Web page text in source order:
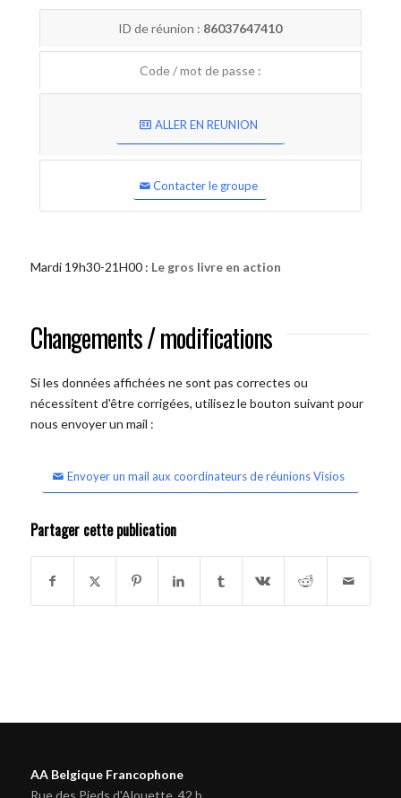
ID de réunion : 86037647410
Code / mot de passe :
ALLER EN REUNION
Contacter le groupe
Mardi 19h30-21H00 : Le gros livre en action
Changements / modifications
Si les données affichées ne sont pas correctes ou
nécessitent d'être corrigées, utilisez le bouton suivant pour
nous envoyer un mail :
Envoyer un mail aux coordinateurs de réunions Visios
Partager cette publication
AA Belgique Francophone
Rue des Pieds d'Alouette, 42 b